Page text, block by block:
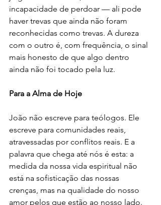
incapacidade de perdoar — ali pode
haver trevas que ainda não foram
reconhecidas como trevas. A dureza
com o outro é, com frequência, o sinal
mais honesto de que algo dentro
ainda não foi tocado pela luz.
Para a Alma de Hoje
João não escreve para teólogos. Ele
escreve para comunidades reais,
atravessadas por conflitos reais. E a
palavra que chega até nós é esta: a
medida da nossa vida espiritual não
está na sofisticação das nossas
crenças, mas na qualidade do nosso
amor pelos que estão ao nosso lado.